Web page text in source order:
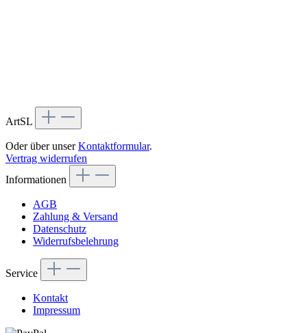
ArtSL
Oder über unserKontaktformular.
Vertrag widerrufen
Informationen
AGB
Zahlung & Versand
Datenschutz
Widerrufsbelehrung
Service
Kontakt
Impressum